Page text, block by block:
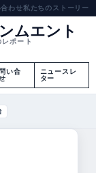
わせ私たちのストーリー
ムエント
ポート
い合
ニュースレ
ター